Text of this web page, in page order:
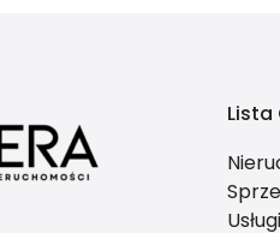
Lista
Usługi